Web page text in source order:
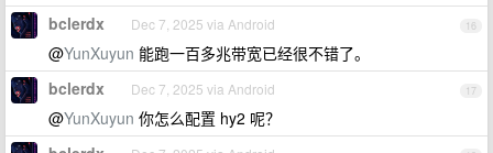
16
bclerdx Dec 7, 2025 via Android
@YunXuyun 能跑一百多兆带宽已经很不错了。
17
bclerdx Dec 7, 2025 via Android
@YunXuyun 你怎么配置 hy2 呢？